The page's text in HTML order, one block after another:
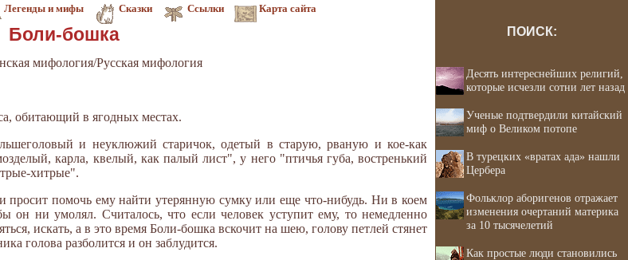
Легенды и мифы Сказки Ссылки Карта сайта
Боли-бошка
мифология/Русская мифология
обитающий в ягодных местах.
и неуклюжий старичок, одетый в старую, рваную и кое-как
карла, квелый, как палый лист", у него "птичья губа, востренький
хитрые".
просит помочь ему найти утерянную сумку или еще что-нибудь. Ни в коем
он ни умолял. Считалось, что если человек уступит ему, то немедленно
искать, а в это время Боли-бошка вскочит на шею, голову петлей стянет
голова разболится и он заблудится.
ПОИСК:
Десять интереснейших религий,
которые исчезли сотни лет назад
Ученые подтвердили китайский
миф о Великом потопе
В турецких «вратах ада» нашли
Цербера
Фольклор аборигенов отражает
изменения очертаний материка
за 10 тысячелетий
Как простые люди становились